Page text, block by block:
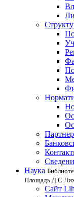
Наука
Площадь
Сайт